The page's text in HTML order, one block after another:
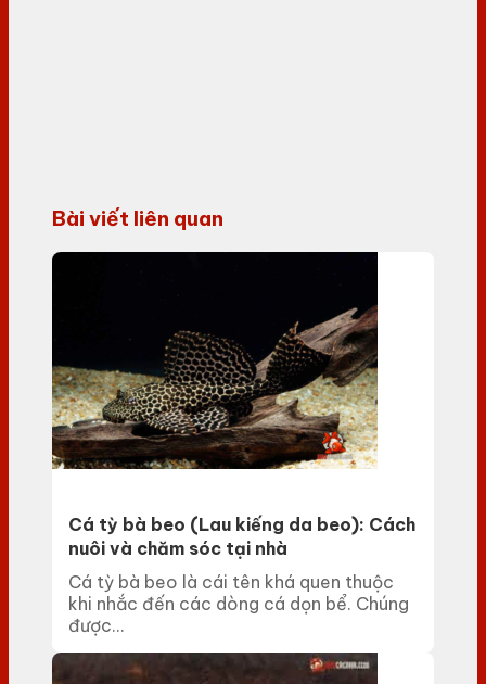
Bài viết liên quan
Cá tỳ bà beo (Lau kiếng da beo): Cách
nuôi và chăm sóc tại nhà
Cá tỳ bà beo là cái tên khá quen thuộc
khi nhắc đến các dòng cá dọn bể. Chúng
được...